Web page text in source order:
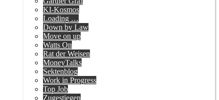
KI-Kosmos
Loading …
Down by Law
Move on up
Watts On
Rat der Weisen
MoneyTalks
Sektenblog
Work in Progress
Top Job
Zugestiegen